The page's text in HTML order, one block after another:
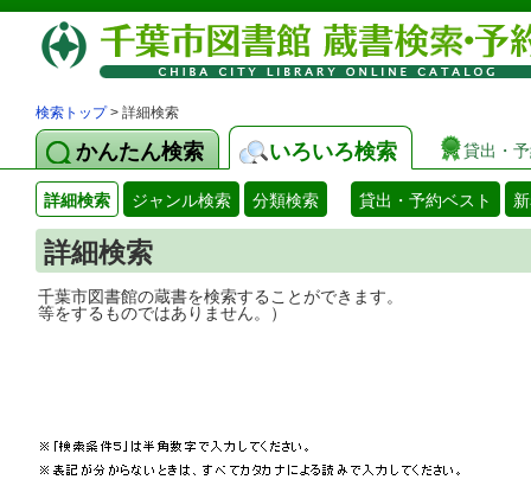
検索トップ> 詳細検索
かんたん検索 いろいろ検索 貸出・
詳細検索 ジャンル検索 分類検索 貸出・予約ベスト
詳細検索
千葉市図書館の蔵書を検索することがで
等をするものではありません。）